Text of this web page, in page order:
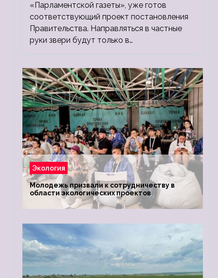
«Парламентской газеты», уже готов
соответствующий проект постановления
Правительства. Направляться в частные
руки звери будут только в…
Экология
Молодежь призвали к сотрудничеству в
области экологических проектов